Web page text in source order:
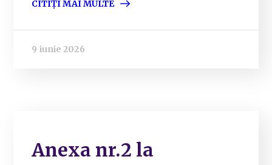
CITIȚI MAI MULTE
9 iunie 2026
Anexa nr.2 la